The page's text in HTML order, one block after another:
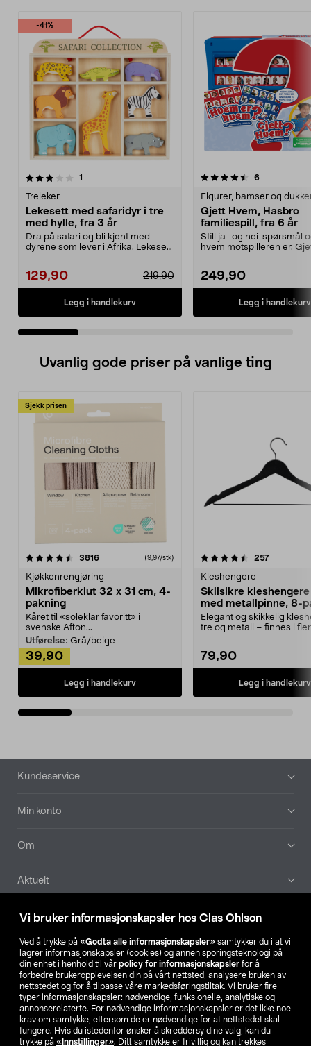
Vi bruker informasjonskapsler hos Clas Ohlson
Ved å trykke på «Godta alle informasjonskapsler» samtykker du i at vi
lagrer informasjonskapsler (cookies) og annen sporingsteknologi på
din enhet i henhold til vår policy for informasjonskapsler for å
forbedre brukeropplevelsen din på vårt nettsted, analysere bruken av
nettstedet og for å tilpasse våre markedsføringstiltak. Vi bruker fire
typer informasjonskapsler: nødvendige, funksjonelle, analytiske og
annonserelaterte. For nødvendige informasjonskapsler er det ikke noe
krav om samtykke, ettersom de er nødvendige for at nettstedet skal
fungere. Hvis du istedenfor ønsker å skreddersy dine valg, kan du
trykke på «Innstillinger». Ditt samtykke er frivillig og kan trekkes
-41%
1
Treleker
Lekesett med safaridyr i tre
med hylle, fra 3 år
Dra på safari og bli kjent med
dyrene som lever i Afrika. Lekesett
129,90 219,90
Legg i handlekurv
4.5 av 5 stjerner 6anmeldelser
Figurer, bamser og
Gjett Hvem, Hasbro
familiespill, fra 6 år
Still ja- og nei-spørsmål
hvem motspilleren er.
249,90
Legg i handlekurv
4.5 av 5 stjerner
Uvanlig gode priser på vanlige ting
Sjekk prisen
3816anmeldelser(9,97/stk)
Kjøkkenrengjøring
Mikrofiberklut 32 x 31 cm, 4-
pakning
Kåret til «soleklar favoritt» i
svenske Afton...
Utførelse: Grå/beige
39,90
Legg i handlekurv
4.5av 5 stjerner 257
Kleshengere
Sklisikre
med metallpinne, 8-
Elegant og skikkelig
tre og metall – finnes i
79,90
Legg i handlekurv
4.5av 5 stjerner
Bunntekst
Kundeservice
Min konto
Om
Aktuelt
Våre selskaper
Finn din butikk
SE NO FI